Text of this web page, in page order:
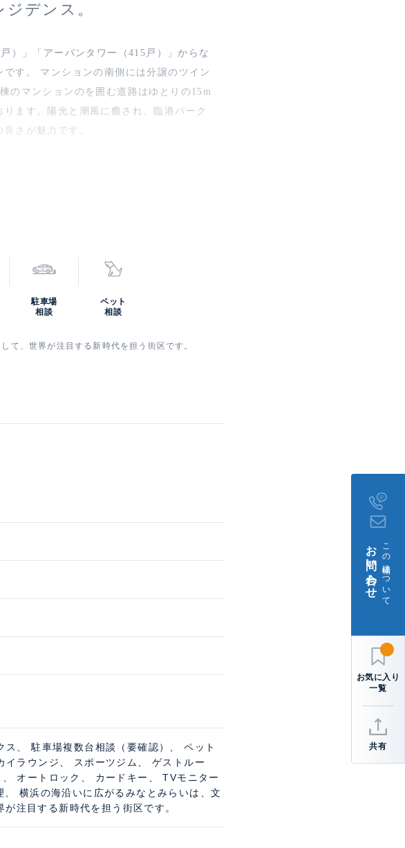
デンス。
）」「アーバンタワー（415戸）」からな
す。 マンションの南側には分譲のツイン
のマンションのを囲む道路はゆとりの15m
ます。陽光と潮風に癒され、臨港パーク
さが魅力です。
、インターコンチネンタル方向、川崎方
かりなどの眺望を楽しめます。二層吹き抜
デスクを設けました。各種取次やご紹
なタワーライフを実感していただけま
駐車場
相談
ペット
相談
て、世界が注目する新時代を担う街区です。
、 駐車場複数台相談（要確認）、 ペット
ラウンジ、 スポーツジム、 ゲストルー
オートロック、 カードキー、 TVモニター
横浜の海沿いに広がるみなとみらいは、文
注目する新時代を担う街区です。
この建物について
お問い合わせ
共有